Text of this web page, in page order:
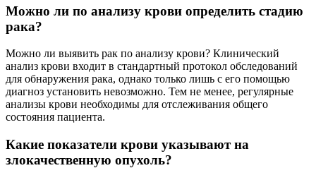
Можно ли по анализу крови определить стадию
рака?
Можно ли выявить рак по анализу крови? Клинический
анализ крови входит в стандартный протокол обследований
для обнаружения рака, однако только лишь с его помощью
диагноз установить невозможно. Тем не менее, регулярные
анализы крови необходимы для отслеживания общего
состояния пациента.
Какие показатели крови указывают на
злокачественную опухоль?